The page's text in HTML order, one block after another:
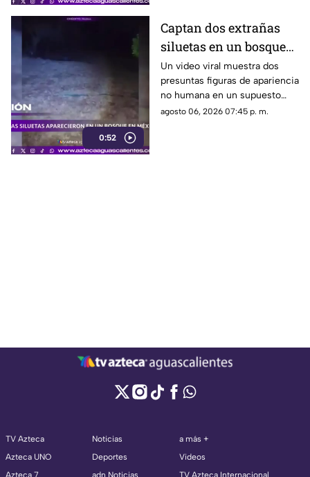
0:52
Captan dos extrañas
siluetas en un bosque
de México
Un video viral muestra dos
presuntas figuras de apariencia
no humana en un supuesto
bosque de México. Su
agosto 06, 2026 07:45 p. m.
TV Azteca
Azteca UNO
Azteca 7
Noticias
Deportes
adn Noticias
a más +
Videos
TV Azteca Internacional